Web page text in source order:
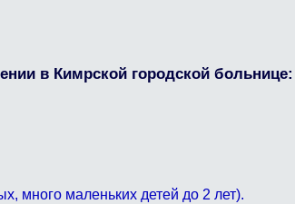
в Кимрской городской больнице:
много маленьких детей до 2 лет).